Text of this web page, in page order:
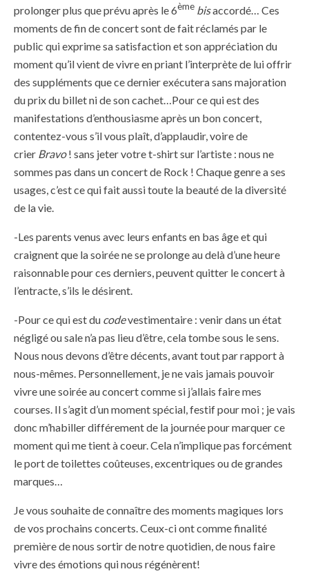
prolonger plus que prévu après le 6ème bisaccordé… Ces
moments de fin de concert sont de fait réclamés par le
public qui exprime sa satisfaction et son appréciation du
moment qu’il vient de vivre en priant l’interprète de lui offrir
des suppléments que ce dernier exécutera sans majoration
du prix du billet ni de son cachet…Pour ce qui est des
manifestations d’enthousiasme après un bon concert,
contentez-vous s’il vous plaît, d’applaudir, voire de
crier Bravo! sans jeter votre t-shirt sur l’artiste : nous ne
sommes pas dans un concert de Rock ! Chaque genre a ses
usages, c’est ce qui fait aussi toute la beauté de la diversité
de la vie.
-Les parents venus avec leurs enfants en bas âge et qui
craignent que la soirée ne se prolonge au delà d’une heure
raisonnable pour ces derniers, peuvent quitter le concert à
l’entracte, s’ils le désirent.
-Pour ce qui est du codevestimentaire : venir dans un état
négligé ou sale n’a pas lieu d’être, cela tombe sous le sens.
Nous nous devons d’être décents, avant tout par rapport à
nous-mêmes. Personnellement, je ne vais jamais pouvoir
vivre une soirée au concert comme si j’allais faire mes
courses. Il s’agit d’un moment spécial, festif pour moi ; je vais
donc m’habiller différement de la journée pour marquer ce
moment qui me tient à coeur. Cela n’implique pas forcément
le port de toilettes coûteuses, excentriques ou de grandes
marques…
Je vous souhaite de connaître des moments magiques lors
de vos prochains concerts. Ceux-ci ont comme finalité
première de nous sortir de notre quotidien, de nous faire
vivre des émotions qui nous régénèrent!